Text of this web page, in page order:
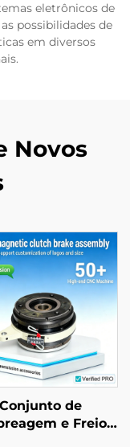
eletrônicos de
possibilidades de
em diversos
Novos
Conjunto de
e Freio